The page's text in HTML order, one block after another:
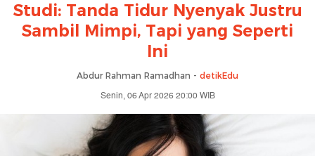
Studi: Tanda Tidur Nyenyak Justru
Sambil Mimpi, Tapi yang Seperti
Ini
Abdur Rahman Ramadhan - detikEdu
Senin, 06 Apr 2026 20:00 WIB